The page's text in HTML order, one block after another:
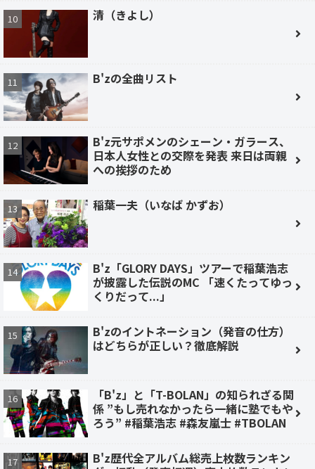
清（きよし）
B'zの全曲リスト
B'z元サポメンのシェーン・ガラース、
日本人女性との交際を発表 来日は両親
への挨拶のため
稲葉一夫（いなば かずお）
B'z「GLORY DAYS」ツアーで稲葉浩志
が披露した伝説のMC 「速くたってゆっ
くりだって...」
B'zのイントネーション（発音の仕方）
はどちらが正しい？徹底解説
「B'z」と「T-BOLAN」の知られざる関
係 ”もし売れなかったら一緒に塾でもや
ろう” #稲葉浩志 #森友嵐士 #TBOLAN
B'z歴代全アルバム総売上枚数ランキン